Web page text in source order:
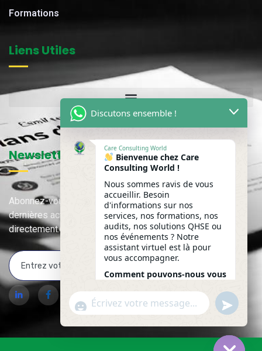
Formations
Liens Utiles
Newsletter
Abonnez-vous à notre newsletter pour recevoir nos
dernières actualités, mises à jour et contenus exclusifs
directement.
Discutons ensemble !
Care Consulting World
Bienvenue chez Care
Consulting World !
Nous sommes ravis de vous
accueillir. Besoin
d'informations sur nos
services, nos formations, nos
audits, nos solutions QHSE ou
nos événements ? Notre
assistant virtuel est là pour
vous accompagner.
Comment pouvons-nous vous
"+chaty_settings.lang.emoji_picker+"
WhatsApp Message